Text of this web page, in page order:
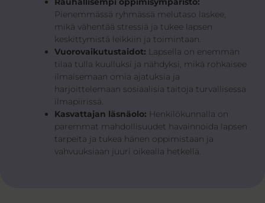
Pienemmässä ryhmässä melutaso laskee,
mikä vähentää stressiä ja tukee lapsen
keskittymistä leikkiin ja toimintaan.
Vuorovaikutustaidot: Lapsella on enemmän
tilaa tulla kuulluksi ja nähdyksi, mikä rohkaisee
ilmaisemaan omia ajatuksia ja
harjoittelemaan sosiaalisia taitoja turvallisessa
ilmapiirissä.
Kasvattajan läsnäolo: Henkilökunnalla on
paremmat mahdollisuudet havainnoida lapsen
tarpeita ja tukea hänen oppimistaan ja
vahvuuksiaan juuri oikealla hetkellä.